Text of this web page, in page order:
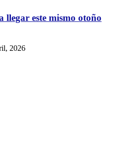
este mismo otoño
2026